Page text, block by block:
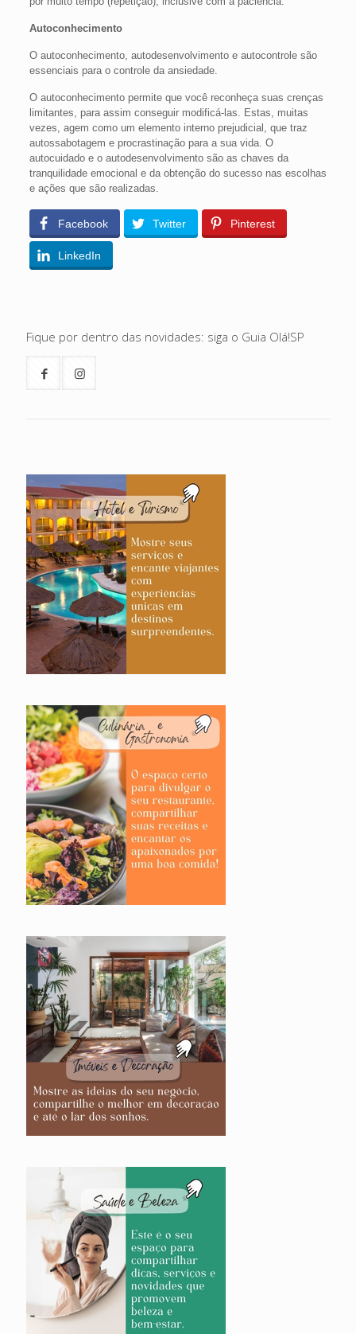
Autoconhecimento
O autoconhecimento, autodesenvolvimento e autocontrole são
essenciais para o controle da ansiedade.
O autoconhecimento permite que você reconheça suas crenças
limitantes, para assim conseguir modificá-las. Estas, muitas
vezes, agem como um elemento interno prejudicial, que traz
autossabotagem e procrastinação para a sua vida. O
autocuidado e o autodesenvolvimento são as chaves da
tranquilidade emocional e da obtenção do sucesso nas escolhas
e ações que são realizadas.
Facebook Twitter Pinterest
LinkedIn
Fique por dentro das novidades: siga o Guia Olá!SP